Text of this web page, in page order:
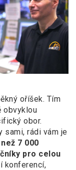
oříšek. Tím
obvyklou
obor.
rádi vám je
7 000
pro celou
konferencí,